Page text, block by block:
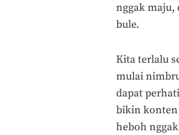
nggak
bule.
Kita terlalu
mulai
dapat
bikin konten
heboh